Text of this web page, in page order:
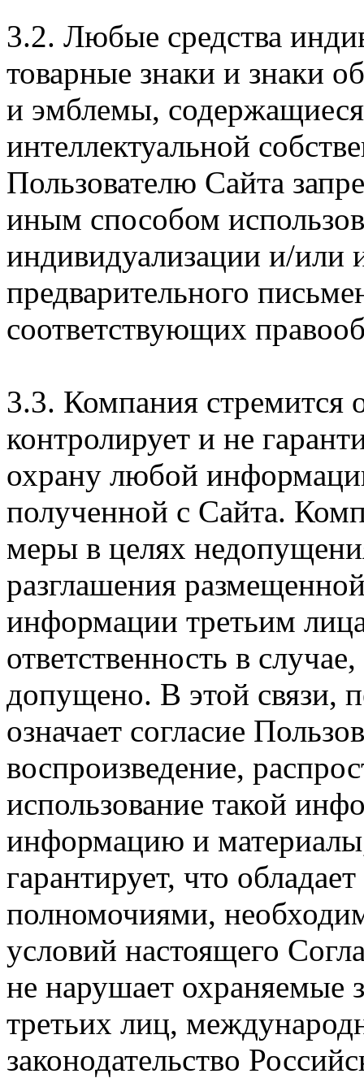
3.2. Любые средства
товарные знаки и знаки
и эмблемы,
интеллектуальной
Пользователю Сайта
иным способом
индивидуализации и/или
предварительного
соответствующих
3.3. Компания стремится
контролирует и не
охрану любой
полученной с Сайта.
меры в целях
разглашения
информации третьим
ответственность в
допущено. В этой связи,
означает согласие
воспроизведение,
использование такой
информацию и
гарантирует, что
полномочиями,
условий настоящего
не нарушает охраняемые
третьих лиц,
законодательство